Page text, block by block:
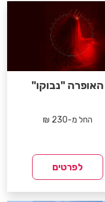
האופרה "נבוקו"
החל מ-230 ₪
לפרטים